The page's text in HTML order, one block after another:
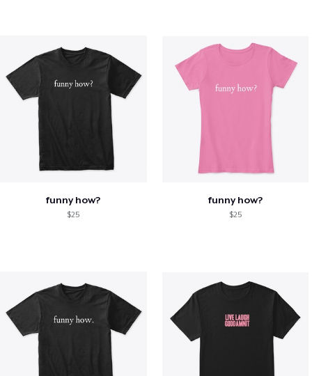
funny how?
$25
funny how?
$25